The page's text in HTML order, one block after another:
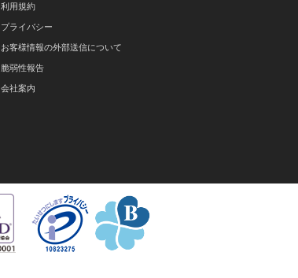
利用規約
プライバシー
お客様情報の外部送信について
脆弱性報告
会社案内